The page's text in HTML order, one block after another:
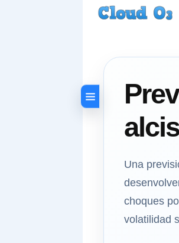
Una
choques
volatilidad